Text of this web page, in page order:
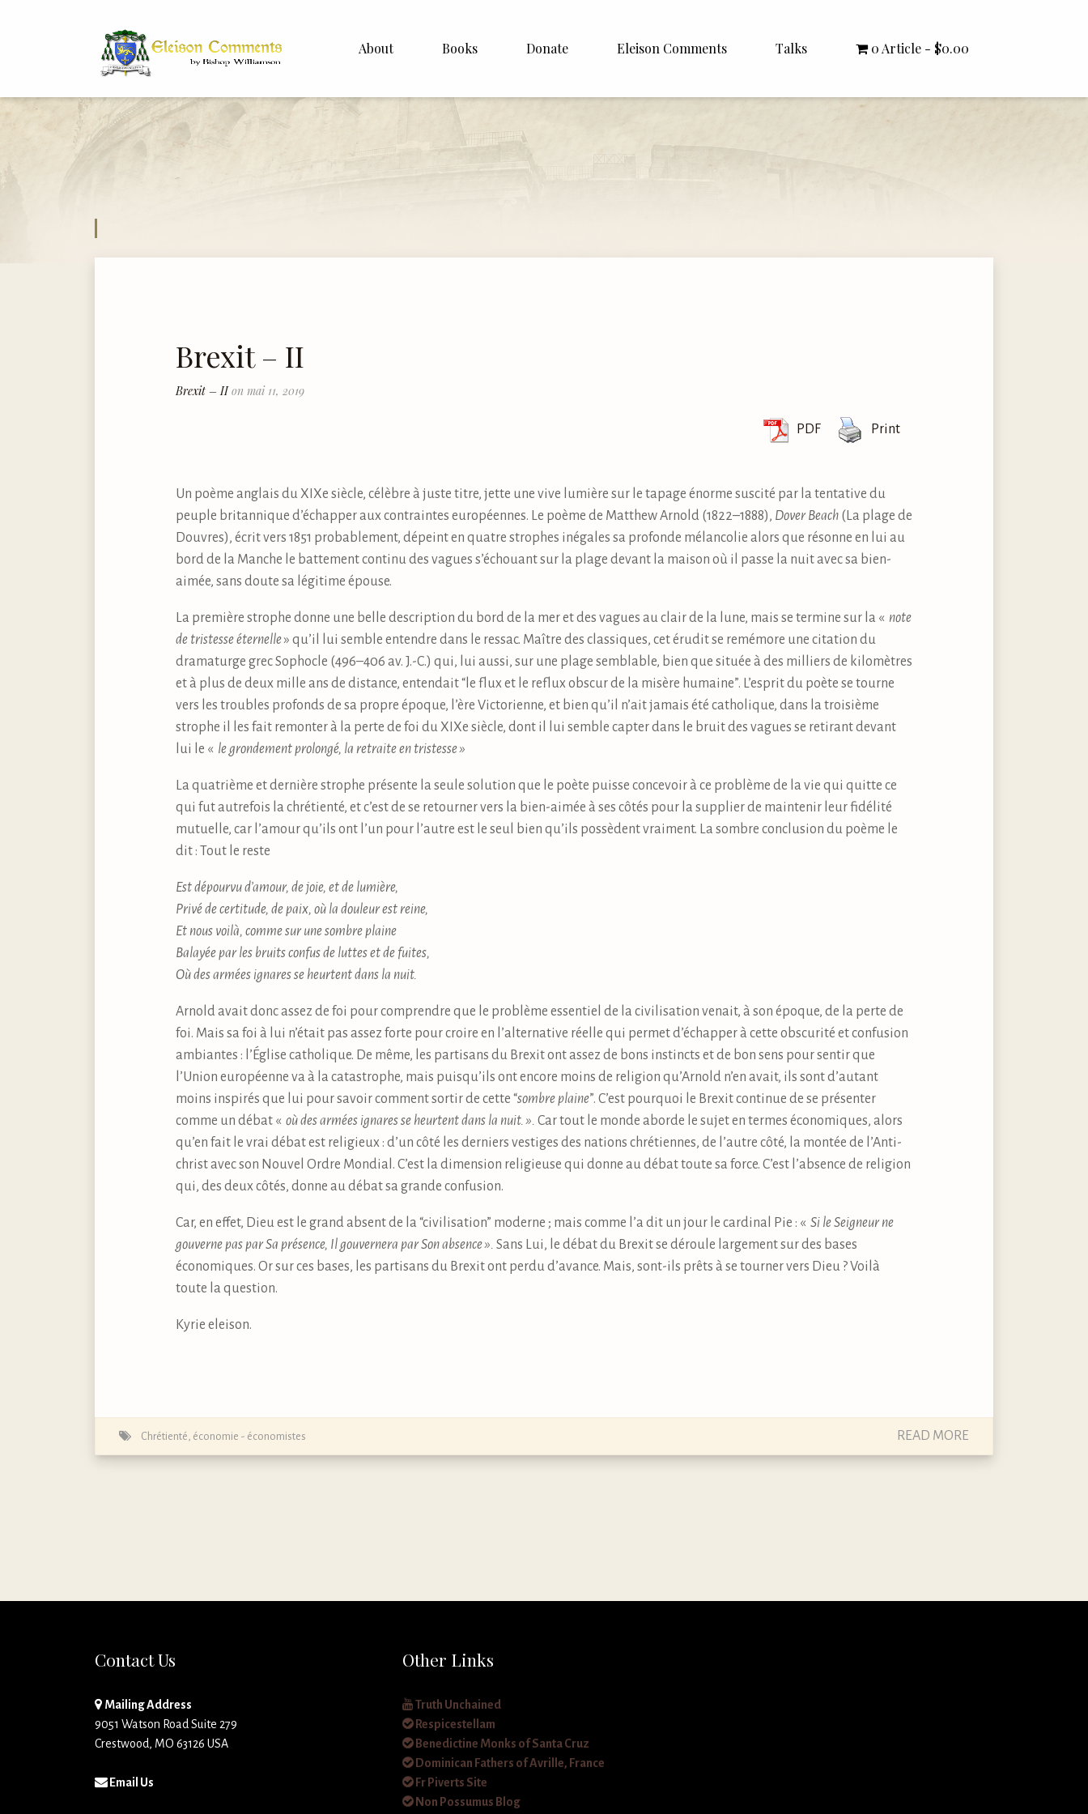
About
Bishop Williamson
Dr. White
Books Donate Eleison Comments
Deutsh
Talks
Literature Seminars
0 Article $0.00
Brexit – II
Brexit – IIon mai 11, 2019
PDF Print
Un poème anglais du XIXe siècle, célèbre à juste titre, jette une vive lumière sur le tapage énorme suscité par la tentative du
peuple britannique d’échapper aux contraintes européennes. Le poème de Matthew Arnold (1822–1888), Dover Beach (La plage de
Douvres), écrit vers 1851 probablement, dépeint en quatre strophes inégales sa profonde mélancolie alors que résonne en lui au
bord de la Manche le battement continu des vagues s’échouant sur la plage devant la maison où il passe la nuit avec sa bien-
aimée, sans doute sa légitime épouse.
La première strophe donne une belle description du bord de la mer et des vagues au clair de la lune, mais se termine sur la « note
de tristesse éternelle» qu’il lui semble entendre dans le ressac. Maître des classiques, cet érudit se remémore une citation du
dramaturge grec Sophocle (496–406 av. J.-C.) qui, lui aussi, sur une plage semblable, bien que située à des milliers de kilomètres
et à plus de deux mille ans de distance, entendait “le flux et le reflux obscur de la misère humaine”. L’esprit du poète se tourne
vers les troubles profonds de sa propre époque, l’ère Victorienne, et bien qu’il n’ait jamais été catholique, dans la troisième
strophe il les fait remonter à la perte de foi du XIXe siècle, dont il lui semble capter dans le bruit des vagues se retirant devant
lui le « le grondement prolongé, la retraite en tristesse »
La quatrième et dernière strophe présente la seule solution que le poète puisse concevoir à ce problème de la vie qui quitte ce
qui fut autrefois la chrétienté, et c’est de se retourner vers la bien-aimée à ses côtés pour la supplier de maintenir leur fidélité
mutuelle, car l’amour qu’ils ont l’un pour l’autre est le seul bien qu’ils possèdent vraiment. La sombre conclusion du poème le
dit : Tout le reste
Est dépourvu d’amour, de joie, et de lumière,
Privé de certitude, de paix, où la douleur est reine,
Et nous voilà, comme sur une sombre plaine
Balayée par les bruits confus de luttes et de fuites,
Où des armées ignares se heurtent dans la nuit.
Arnold avait donc assez de foi pour comprendre que le problème essentiel de la civilisation venait, à son époque, de la perte de
foi. Mais sa foi à lui n’était pas assez forte pour croire en l’alternative réelle qui permet d’échapper à cette obscurité et confusion
ambiantes : l’Église catholique. De même, les partisans du Brexit ont assez de bons instincts et de bon sens pour sentir que
l’Union européenne va à la catastrophe, mais puisqu’ils ont encore moins de religion qu’Arnold n’en avait, ils sont d’autant
moins inspirés que lui pour savoir comment sortir de cette “sombre plaine”. C’est pourquoi le Brexit continue de se présenter
comme un débat « où des armées ignares se heurtent dans la nuit. ». Car tout le monde aborde le sujet en termes économiques, alors
qu’en fait le vrai débat est religieux : d’un côté les derniers vestiges des nations chrétiennes, de l’autre côté, la montée de l’Anti-
christ avec son Nouvel Ordre Mondial. C’est la dimension religieuse qui donne au débat toute sa force. C’est l’absence de religion
qui, des deux côtés, donne au débat sa grande confusion.
Car, en effet, Dieu est le grand absent de la “civilisation” moderne ; mais comme l’a dit un jour le cardinal Pie : « Si le Seigneur ne
gouverne pas par Sa présence, Il gouvernera par Son absence ». Sans Lui, le débat du Brexit se déroule largement sur des bases
économiques. Or sur ces bases, les partisans du Brexit ont perdu d’avance. Mais, sont-ils prêts à se tourner vers Dieu ? Voilà
toute la question.
Kyrie eleison.
Chrétienté économie - économistes READ MORE
Contact Us
Mailing Address
9051 Watson Road Suite 279
Crestwood, MO 63126 USA
Email Us
Other Links
Truth Unchained
Respicestellam
Benedictine Monks of Santa Cruz
Dominican Fathers of Avrille, France
Fr Piverts Site
Non Possumus Blog